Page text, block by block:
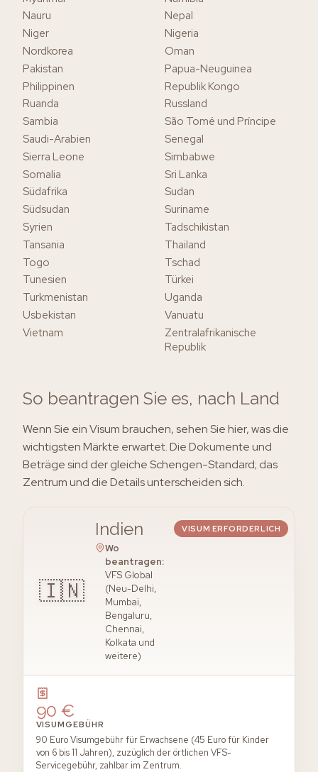
Nauru
Nepal
Niger
Nigeria
Nordkorea
Oman
Pakistan
Papua-Neuguinea
Philippinen
Republik Kongo
Ruanda
Russland
Sambia
São Tomé und Príncipe
Saudi-Arabien
Senegal
Sierra Leone
Simbabwe
Somalia
Sri Lanka
Südafrika
Sudan
Südsudan
Suriname
Syrien
Tadschikistan
Tansania
Thailand
Togo
Tschad
Tunesien
Türkei
Turkmenistan
Uganda
Usbekistan
Vanuatu
Vietnam
Zentralafrikanische
Republik
So beantragen Sie es, nach Land
Wenn Sie ein Visum brauchen, sehen Sie hier, was die
wichtigsten Märkte erwartet. Die Dokumente und
Beträge sind der gleiche Schengen-Standard; das
Zentrum und die Details unterscheiden sich.
🇮🇳
Indien
Wo
beantragen:
VFS Global
(Neu-Delhi,
Mumbai,
Bengaluru,
Chennai,
Kolkata und
weitere)
VISUM ERFORDERLICH
90 €
VISUMGEBÜHR
90 Euro Visumgebühr für Erwachsene (45 Euro für Kinder
von 6 bis 11 Jahren), zuzüglich der örtlichen VFS-
Servicegebühr, zahlbar im Zentrum.